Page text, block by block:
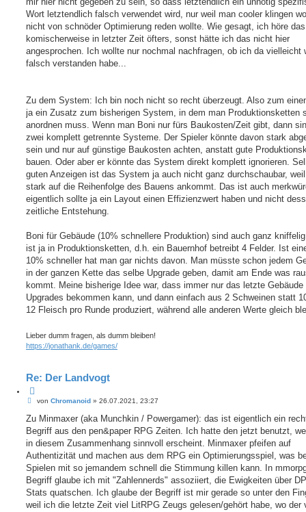
Wort letztendlich falsch verwendet wird, nur weil man cooler klingen
nicht von schnöder Optimierung reden wollte. Wie gesagt, ich höre das
komischerweise in letzter Zeit öfters, sonst hätte ich das nicht hier
angesprochen. Ich wollte nur nochmal nachfragen, ob ich da vielleicht
falsch verstanden habe...
Zu dem System: Ich bin noch nicht so recht überzeugt. Also zum
ja ein Zusatz zum bisherigen System, in dem man Produktionsketten
anordnen muss. Wenn man Boni nur fürs Baukosten/Zeit gibt, dann
zwei komplett getrennte Systeme. Der Spieler könnte davon stark
sein und nur auf günstige Baukosten achten, anstatt gute
bauen. Oder aber er könnte das System direkt komplett ignorieren.
guten Anzeigen ist das System ja auch nicht ganz durchschaubar,
stark auf die Reihenfolge des Bauens ankommt. Das ist auch
eigentlich sollte ja ein Layout einen Effizienzwert haben und nicht
zeitliche Entstehung.
Boni für Gebäude (10% schnellere Produktion) sind auch ganz
ist ja in Produktionsketten, d.h. ein Bauernhof betreibt 4 Felder. Ist
10% schneller hat man gar nichts davon. Man müsste schon jedem
in der ganzen Kette das selbe Upgrade geben, damit am Ende was
kommt. Meine bisherige Idee war, dass immer nur das letzte Gebäude
Upgrades bekommen kann, und dann einfach aus 2 Schweinen statt
12 Fleisch pro Runde produziert, während alle anderen Werte gleich
Lieber dumm fragen, als dumm bleiben!
https://jonathank.de/games/
Re: Der Landvogt
i
e
r
e
n
B
i
r
a
von Chromanoid» 26.07.2021, 23:27
Zu Minmaxer (aka Munchkin / Powergamer): das ist eigentlich ein
Begriff aus den pen&paper RPG Zeiten. Ich hatte den jetzt benutzt,
in diesem Zusammenhang sinnvoll erscheint. Minmaxer pfeifen auf
Authentizität und machen aus dem RPG ein Optimierungsspiel, was
Spielen mit so jemandem schnell die Stimmung killen kann. In
Begriff glaube ich mit "Zahlennerds" assoziiert, die Ewigkeiten über
Stats quatschen. Ich glaube der Begriff ist mir gerade so unter den
weil ich die letzte Zeit viel LitRPG Zeugs gelesen/gehört habe, wo der